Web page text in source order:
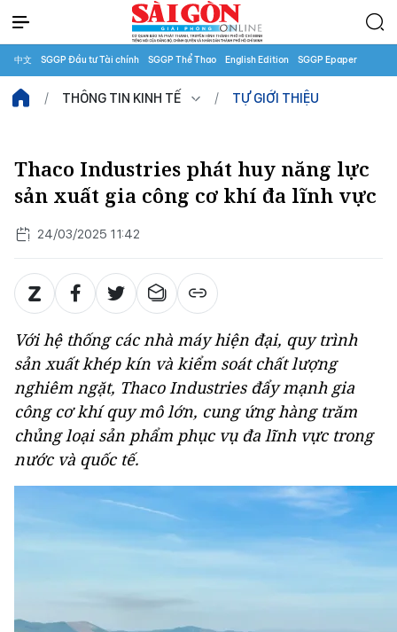
中文 SGGP Đầu tư Tài chính SGGP Thể Thao English Edition SGGP Epaper
THÔNG TIN KINH TẾ TỰ GIỚI THIỆU
Thaco Industries phát huy năng lực
sản xuất gia công cơ khí đa lĩnh vực
24/03/2025 11:42
Với hệ thống các nhà máy hiện đại, quy trình
sản xuất khép kín và kiểm soát chất lượng
nghiêm ngặt, Thaco Industries đẩy mạnh gia
công cơ khí quy mô lớn, cung ứng hàng trăm
chủng loại sản phẩm phục vụ đa lĩnh vực trong
nước và quốc tế.